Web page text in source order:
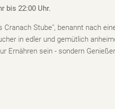
bis 22:00 Uhr.
Cranach Stube", benannt nach
in edler und gemütlich
Ernähren sein - sondern